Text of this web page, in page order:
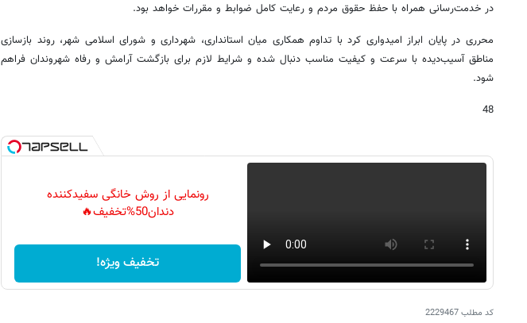
در خدمت‌رسانی همراه با حفظ حقوق مردم و رعایت کامل ضوابط و مقررات خواهد بود.
محرری در پایان ابراز امیدواری کرد با تداوم همکاری میان استانداری، شهرداری و شورای اسلامی شهر، روند بازسازی
مناطق آسیب‌دیده با سرعت و کیفیت مناسب دنبال شده و شرایط لازم برای بازگشت آرامش و رفاه شهروندان فراهم
شود.
48
رونمایی از روش خانگی سفیدکننده
دندان50%تخفیف🔥
تخفیف ویژه!
کد مطلب2229467